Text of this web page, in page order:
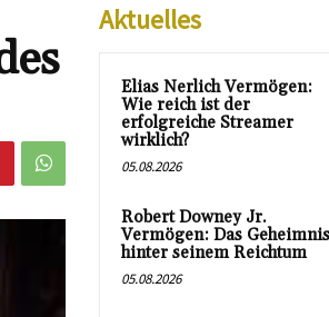
Aktuelles
Elias Nerlich Vermögen:
Wie reich ist der
erfolgreiche Streamer
wirklich?
05.08.2026
Robert Downey Jr.
Vermögen: Das Geheimnis
hinter seinem Reichtum
05.08.2026